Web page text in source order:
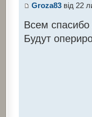
Groza83від 22
Всем спасибо
Будут